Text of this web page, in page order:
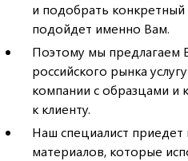
и подобрать
подойдет именно Вам.
Поэтому мы предлагаем
российского рынка
компании с образцами и
к клиенту.
Наш специалист
материалов, которые